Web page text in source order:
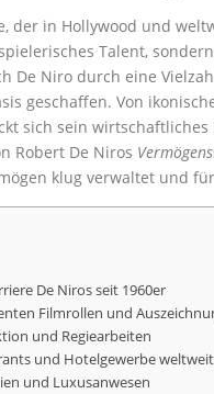
der in Hollywood und
Talent,
De Niro durch eine
geschaffen. Von
sich sein
Robert De Niros
klug verwaltet und
De Niros seit 1960er
Filmrollen und
und Regiearbeiten
und Hotelgewerbe weltweit
und Luxusanwesen